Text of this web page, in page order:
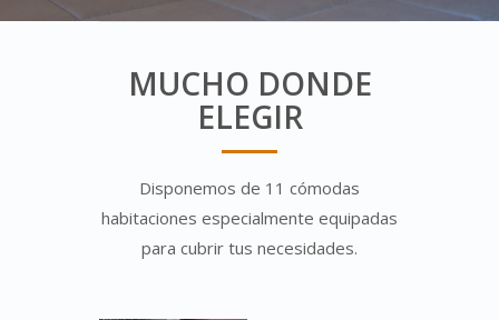
MUCHO DONDE
ELEGIR
Disponemos de 11 cómodas
habitaciones especialmente equipadas
para cubrir tus necesidades.